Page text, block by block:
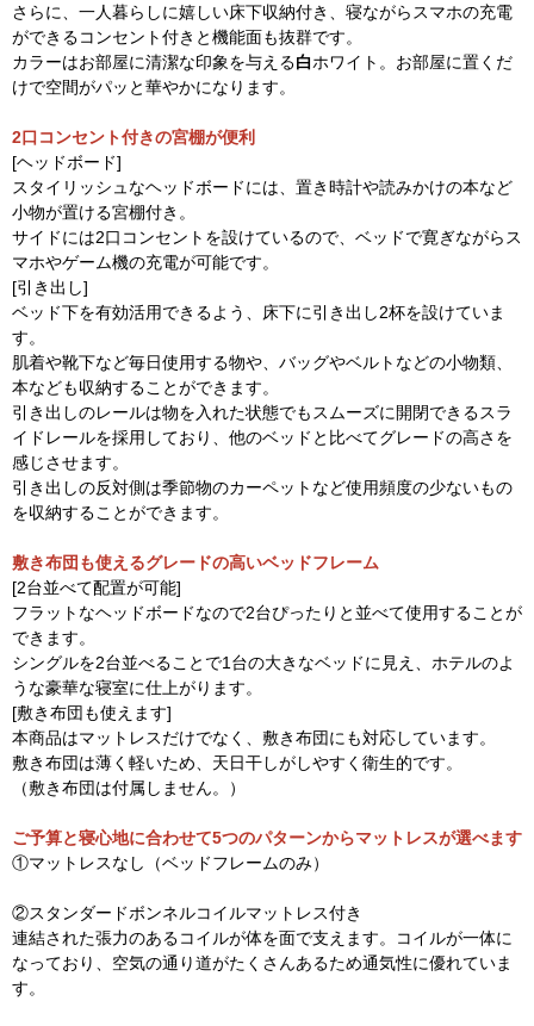
さらに、一人暮らしに嬉しい床下収納付き、寝ながらスマホの充電
ができるコンセント付きと機能面も抜群です。
カラーはお部屋に清潔な印象を与える白ホワイト。お部屋に置くだ
けで空間がパッと華やかになります。
2口コンセント付きの宮棚が便利
[ヘッドボード]
スタイリッシュなヘッドボードには、置き時計や読みかけの本など
小物が置ける宮棚付き。
サイドには2口コンセントを設けているので、ベッドで寛ぎながらス
マホやゲーム機の充電が可能です。
[引き出し]
ベッド下を有効活用できるよう、床下に引き出し2杯を設けていま
す。
肌着や靴下など毎日使用する物や、バッグやベルトなどの小物類、
本なども収納することができます。
引き出しのレールは物を入れた状態でもスムーズに開閉できるスラ
イドレールを採用しており、他のベッドと比べてグレードの高さを
感じさせます。
引き出しの反対側は季節物のカーペットなど使用頻度の少ないもの
を収納することができます。
敷き布団も使えるグレードの高いベッドフレーム
[2台並べて配置が可能]
フラットなヘッドボードなので2台ぴったりと並べて使用することが
できます。
シングルを2台並べることで1台の大きなベッドに見え、ホテルのよ
うな豪華な寝室に仕上がります。
[敷き布団も使えます]
本商品はマットレスだけでなく、敷き布団にも対応しています。
敷き布団は薄く軽いため、天日干しがしやすく衛生的です。
（敷き布団は付属しません。）
ご予算と寝心地に合わせて5つのパターンからマットレスが選べます
①マットレスなし（ベッドフレームのみ）
②スタンダードボンネルコイルマットレス付き
連結された張力のあるコイルが体を面で支えます。コイルが一体に
なっており、空気の通り道がたくさんあるため通気性に優れていま
す。